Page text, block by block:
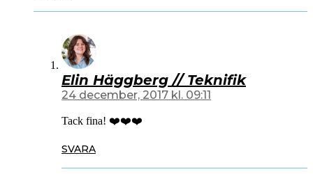
Elin Häggberg // Teknifik
24 december, 2017 kl. 09:11
Tack fina! ❤️❤️❤️
SVARA